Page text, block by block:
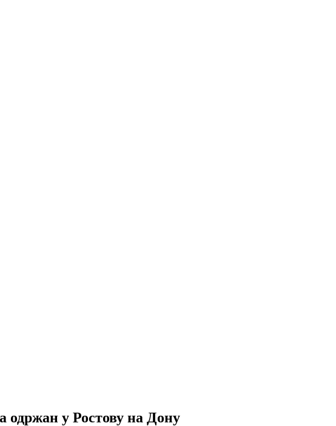
одржан у Ростову на Дону